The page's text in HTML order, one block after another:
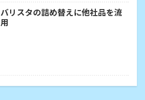
バリスタの詰め替えに他社品を流
用